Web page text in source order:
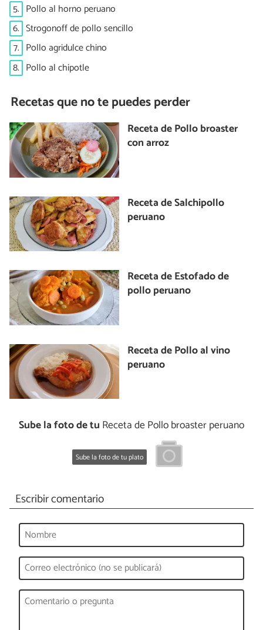
5. Pollo al horno peruano
6. Strogonoff de pollo sencillo
7. Pollo agridulce chino
8. Pollo al chipotle
Recetas que no te puedes perder
Receta de Pollo broaster
con arroz
Receta de Salchipollo
peruano
Receta de Estofado de
pollo peruano
Receta de Pollo al vino
peruano
Sube la foto de tu Receta de Pollo broaster peruano
Sube la foto de tu plato
Escribir comentario